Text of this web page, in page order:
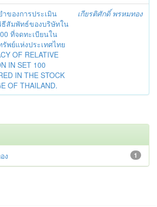
ของการประเมิน
ธีสัมพัทธ์ของบริษัทใน
ที่จดทะเบียนใน
พย์แห่งประเทศไทย
OF RELATIVE
IN SET 100
IN THE STOCK
OF THAILAND.
เกียรติศักดิ์ พรหมทอง
1
ง